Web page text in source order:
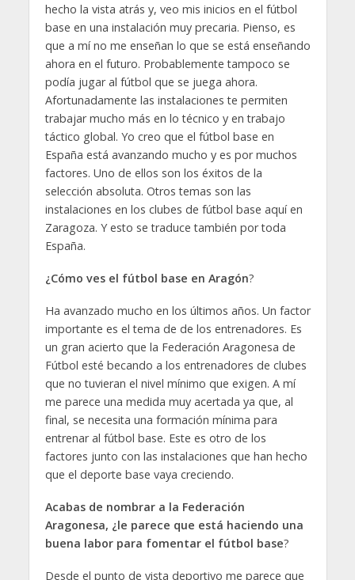
hecho la vista atrás y, veo mis inicios en el fútbol
base en una instalación muy precaria. Pienso, es
que a mí no me enseñan lo que se está enseñando
ahora en el futuro. Probablemente tampoco se
podía jugar al fútbol que se juega ahora.
Afortunadamente las instalaciones te permiten
trabajar mucho más en lo técnico y en trabajo
táctico global. Yo creo que el fútbol base en
España está avanzando mucho y es por muchos
factores. Uno de ellos son los éxitos de la
selección absoluta. Otros temas son las
instalaciones en los clubes de fútbol base aquí en
Zaragoza. Y esto se traduce también por toda
España.
¿Cómo ves el fútbol base en Aragón?
Ha avanzado mucho en los últimos años. Un factor
importante es el tema de de los entrenadores. Es
un gran acierto que la Federación Aragonesa de
Fútbol esté becando a los entrenadores de clubes
que no tuvieran el nivel mínimo que exigen. A mí
me parece una medida muy acertada ya que, al
final, se necesita una formación mínima para
entrenar al fútbol base. Este es otro de los
factores junto con las instalaciones que han hecho
que el deporte base vaya creciendo.
Acabas de nombrar a la Federación
Aragonesa, ¿le parece que está haciendo una
buena labor para fomentar el fútbol base?
Desde el punto de vista deportivo me parece que